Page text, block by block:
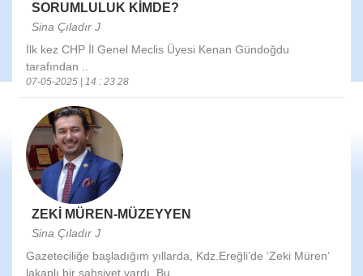
SORUMLULUK KİMDE?
Sina Çıladır J
İlk kez CHP İl Genel Meclis Üyesi Kenan Gündoğdu
tarafından ..
07-05-2025 | 14 : 23 28
ZEKİ MÜREN-MÜZEYYEN
Sina Çıladır J
Gazeteciliğe başladığım yıllarda, Kdz.Ereğli’de ‘Zeki Müren’
lakaplı bir şahsiyet vardı. Bu ..